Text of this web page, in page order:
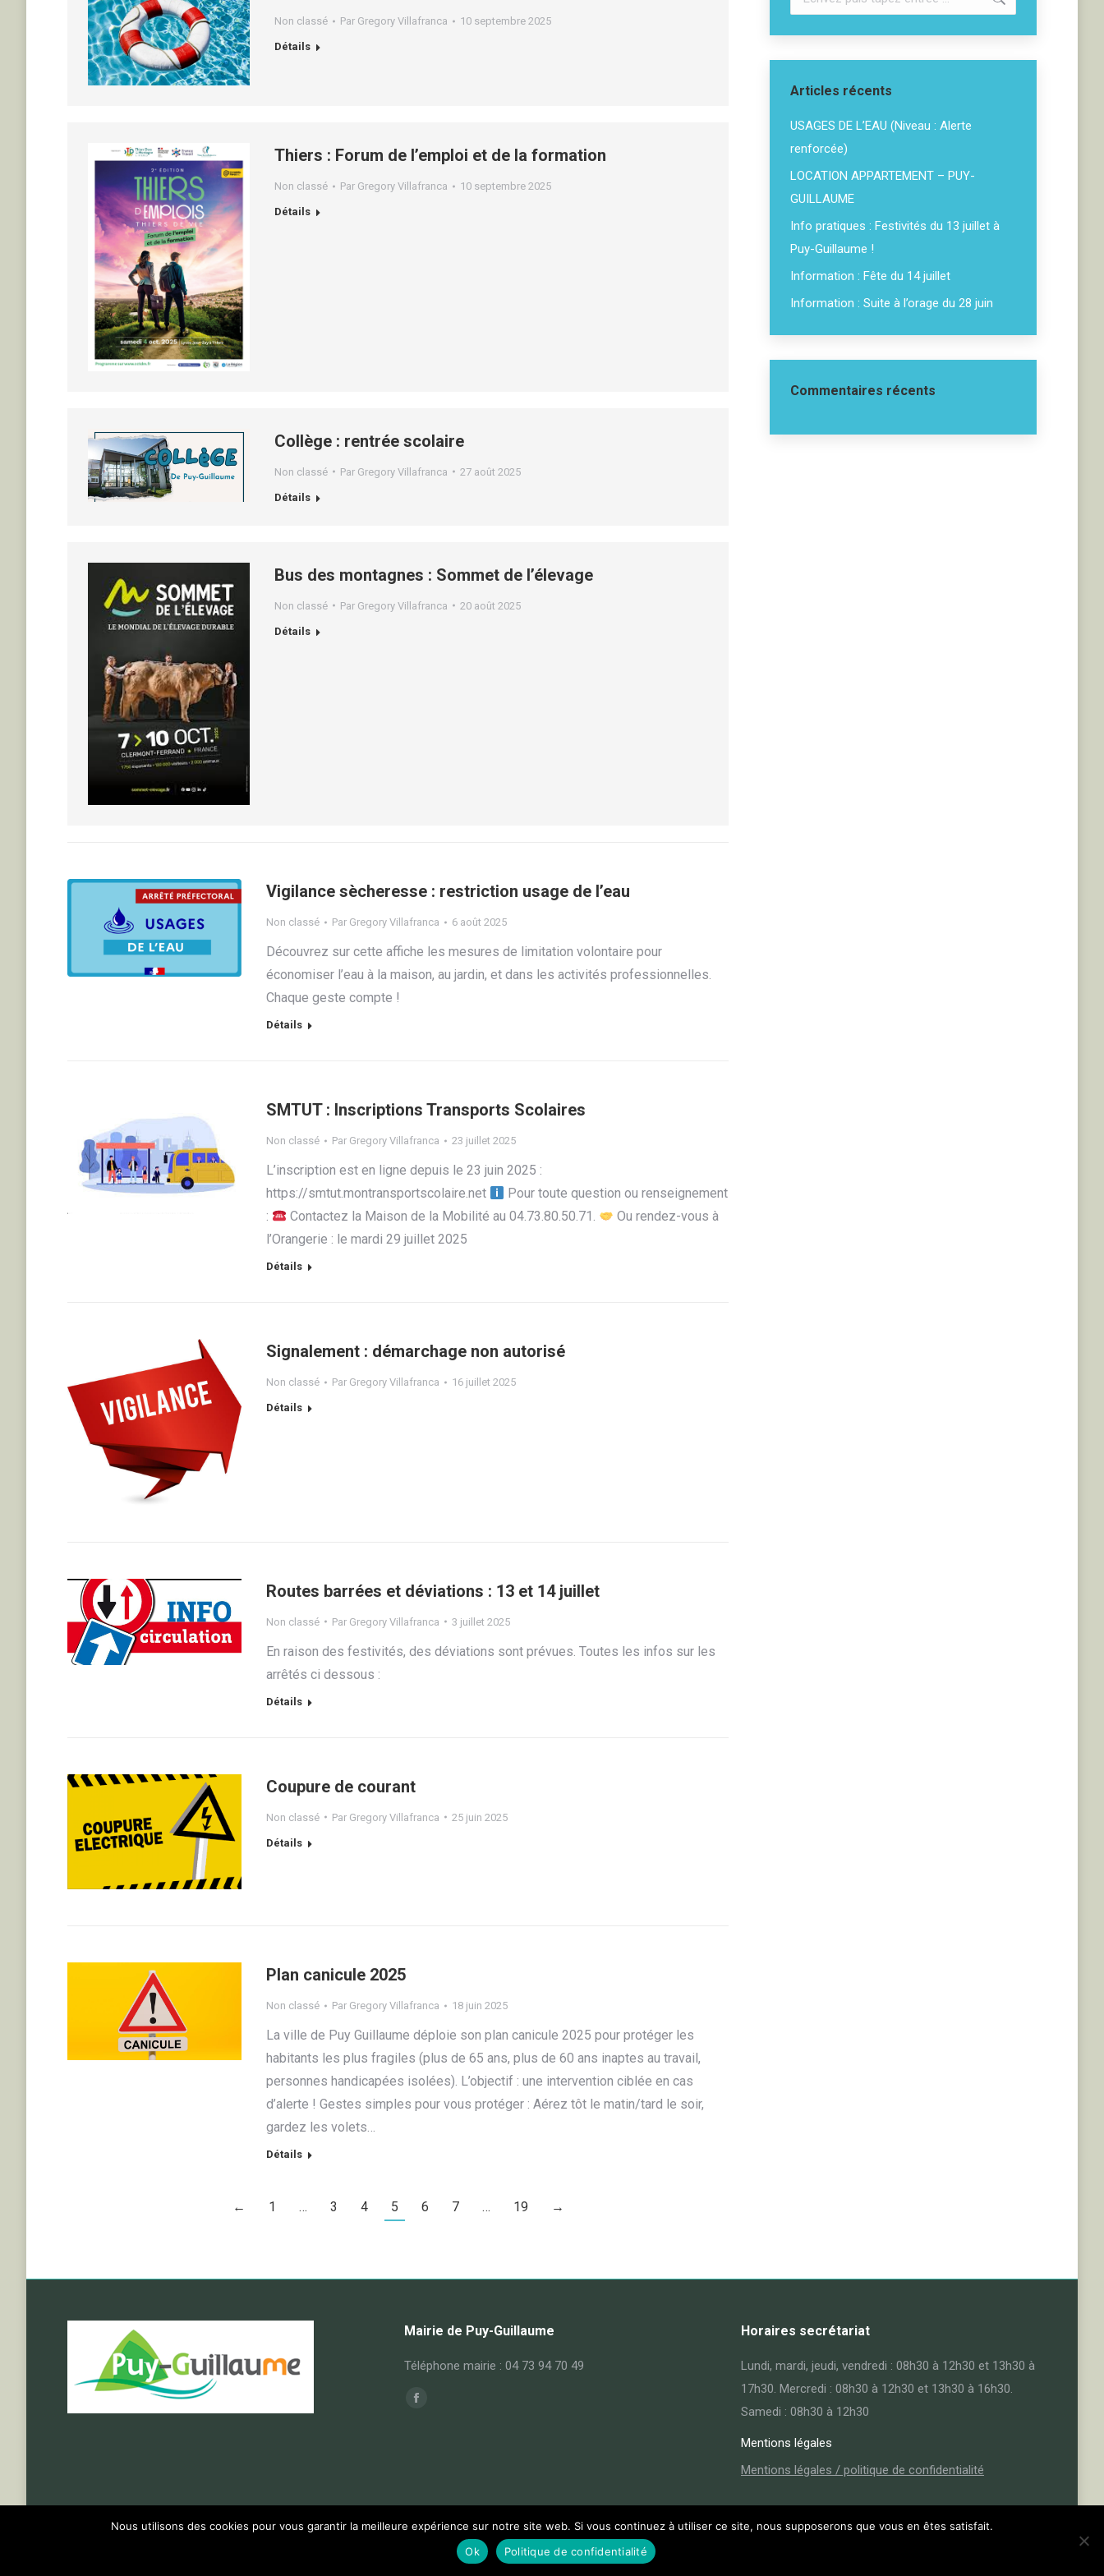
Non classé Par Gregory Villafranca 10 septembre 2025
Détails
Thiers : Forum de l’emploi et de la formation
Non classé Par Gregory Villafranca 10 septembre 2025
Détails
Collège : rentrée scolaire
Non classé Par Gregory Villafranca 27 août 2025
Détails
Bus des montagnes : Sommet de l’élevage
Non classé Par Gregory Villafranca 20 août 2025
Détails
Vigilance sècheresse : restriction usage de l’eau
Non classé Par Gregory Villafranca 6 août 2025
Découvrez sur cette affiche les mesures de limitation volontaire pour
économiser l’eau à la maison, au jardin, et dans les activités professionnelles.
Chaque geste compte !
Détails
SMTUT : Inscriptions Transports Scolaires
Non classé Par Gregory Villafranca 23 juillet 2025
L’inscription est en ligne depuis le 23 juin 2025 :
https://smtut.montransportscolaire.net
Pour toute question ou renseignement
:
Contactez la Maison de la Mobilité au 04.73.80.50.71.
Ou rendez-vous à
l’Orangerie : le mardi 29 juillet 2025
Détails
Signalement : démarchage non autorisé
Non classé Par Gregory Villafranca 16 juillet 2025
Détails
Routes barrées et déviations : 13 et 14 juillet
Non classé Par Gregory Villafranca 3 juillet 2025
En raison des festivités, des déviations sont prévues. Toutes les infos sur les
arrêtés ci dessous :
Détails
Coupure de courant
Non classé Par Gregory Villafranca 25 juin 2025
Détails
Plan canicule 2025
Non classé Par Gregory Villafranca 18 juin 2025
La ville de Puy Guillaume déploie son plan canicule 2025 pour protéger les
habitants les plus fragiles (plus de 65 ans, plus de 60 ans inaptes au travail,
personnes handicapées isolées). L’objectif : une intervention ciblée en cas
d’alerte ! Gestes simples pour vous protéger : Aérez tôt le matin/tard le soir,
gardez les volets…
Détails
← 1 … 3 4 5 6 7 … 19 →
:
Articles récents
USAGES DE L’EAU (Niveau : Alerte
renforcée)
LOCATION APPARTEMENT – PUY-
GUILLAUME
Info pratiques : Festivités du 13 juillet à
Puy-Guillaume !
Information : Fête du 14 juillet
Information : Suite à l’orage du 28 juin
Commentaires récents
Mairie de Puy-Guillaume
Téléphone mairie : 04 73 94 70 49
Trouvez nous sur :
Facebook
Horaires secrétariat
Lundi, mardi, jeudi, vendredi : 08h30 à 12h30 et 13h30 à
17h30. Mercredi : 08h30 à 12h30 et 13h30 à 16h30.
Samedi : 08h30 à 12h30
Mentions légales
Mentions légales / politique de confidentialité
Nous utilisons des cookies pour vous garantir la meilleure expérience sur notre site web. Si vous continuez à utiliser ce site, nous supposerons que vous en êtes satisfait.
Ok
Politique de confidentialité